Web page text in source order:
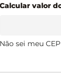
Não sei meu CEP